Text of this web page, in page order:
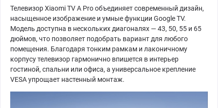
Телевизор Xiaomi TV A Pro объединяет современный дизайн,
насыщенное изображение и умные функции Google TV.
Модель доступна в нескольких диагоналях — 43, 50, 55 и 65
дюймов, что позволяет подобрать вариант для любого
помещения. Благодаря тонким рамкам и лаконичному
корпусу телевизор гармонично впишется в интерьер
гостиной, спальни или офиса, а универсальное крепление
VESA упрощает настенный монтаж.